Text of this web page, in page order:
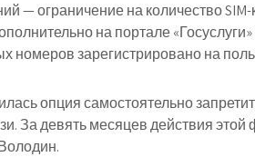
— ограничение на количество
на портале
номеров зарегистрировано на
опция самостоятельно
За девять месяцев действия